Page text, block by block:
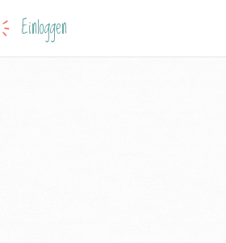
Einloggen